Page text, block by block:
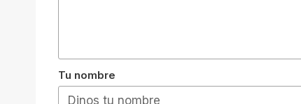
Tu nombre